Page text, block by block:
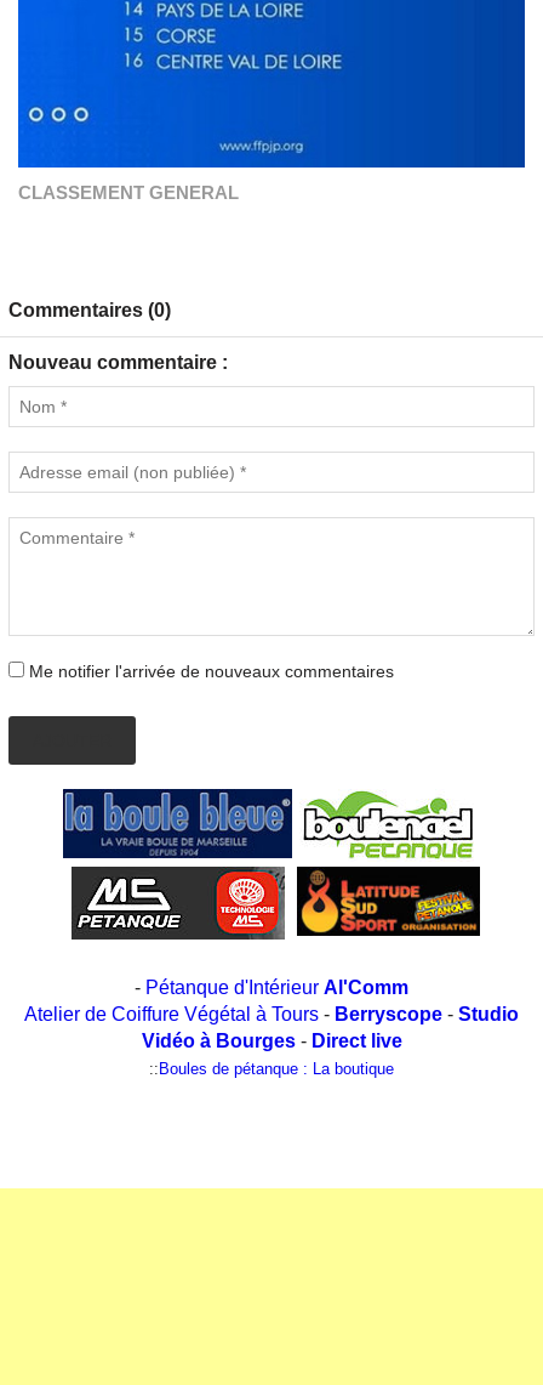
CLASSEMENT GENERAL
Commentaires (0)
Nouveau commentaire :
Me notifier l'arrivée de nouveaux commentaires
- Pétanque d'Intérieur Al'Comm
Atelier de Coiffure Végétal à Tours - Berryscope - Studio
Vidéo à Bourges- Direct live
:: Boules de pétanque : La boutique